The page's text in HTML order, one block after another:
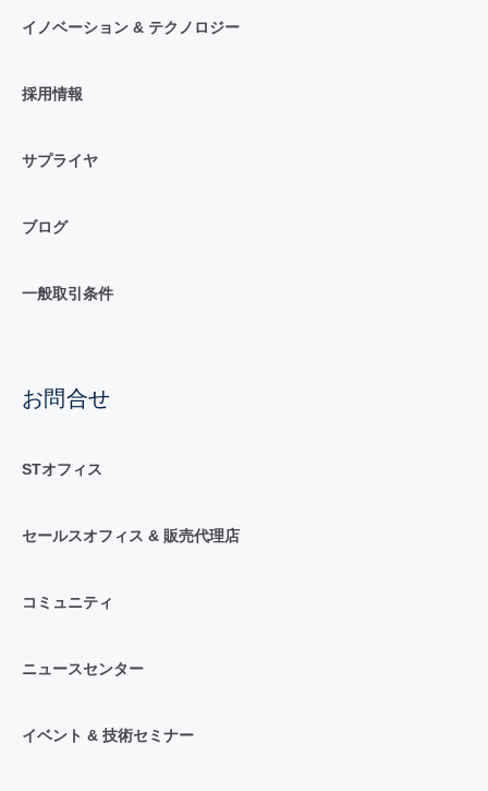
イノベーション & テクノロジー
採用情報
サプライヤ
ブログ
一般取引条件
お問合せ
STオフィス
セールスオフィス & 販売代理店
コミュニティ
ニュースセンター
イベント & 技術セミナー